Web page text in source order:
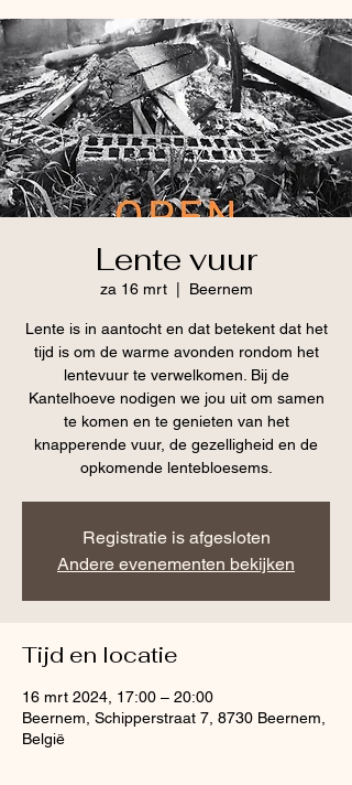
Lente vuur
za 16 mrt
  |
Beernem
Lente is in aantocht en dat betekent dat het
tijd is om de warme avonden rondom het
lentevuur te verwelkomen. Bij de
Kantelhoeve nodigen we jou uit om samen
te komen en te genieten van het
knapperende vuur, de gezelligheid en de
opkomende lentebloesems.
Registratie is afgesloten
Andere evenementen bekijken
Tijd en locatie
16 mrt 2024, 17:00 – 20:00
Beernem, Schipperstraat 7, 8730 Beernem,
België